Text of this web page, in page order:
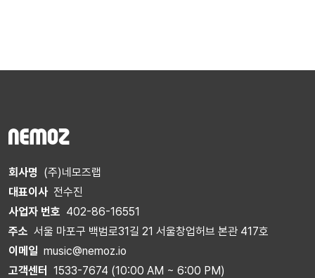
회사명 (주)네모즈랩
대표이사 전수진
사업자 번호 402-86-16551
주소 서울 마포구 백범로31길 21 서울창업허브 본관 417호
이메일 music@nemoz.io
고객센터
1533-7674 (10:00 AM ~ 6:00 PM)